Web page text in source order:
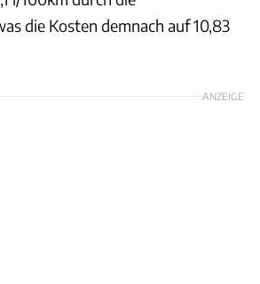
die Kosten demnach auf 10,83
ANZEIGE